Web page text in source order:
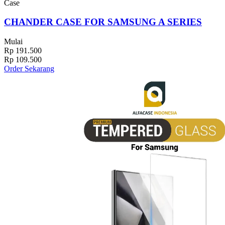
Case
CHANDER CASE FOR SAMSUNG A SERIES
Mulai
Rp 191.500
Rp 109.500
Order Sekarang